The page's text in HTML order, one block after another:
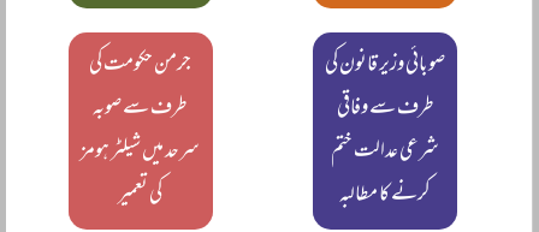
صوبائی وزیر قانون کی
طرف سے وفاقی
شرعی عدالت ختم
کرنے کا مطالبہ
جرمن حکومت کی
طرف سے صوبہ
سرحد میں شیلٹر ہومز
کی تعمیر